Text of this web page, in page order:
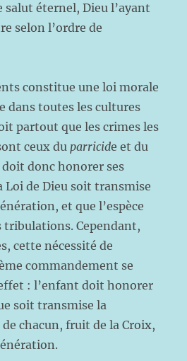
salut éternel, Dieu l’ayant
selon l’ordre de
constitue une loi morale
dans toutes les cultures
partout que les crimes les
ceux duparricide et du
doit donc honorer ses
Loi de Dieu soit transmise
et que l’espèce
tribulations. Cependant,
cette nécessité de
commandement se
: l’enfant doit honorer
soit transmise la
chacun, fruit de la Croix,